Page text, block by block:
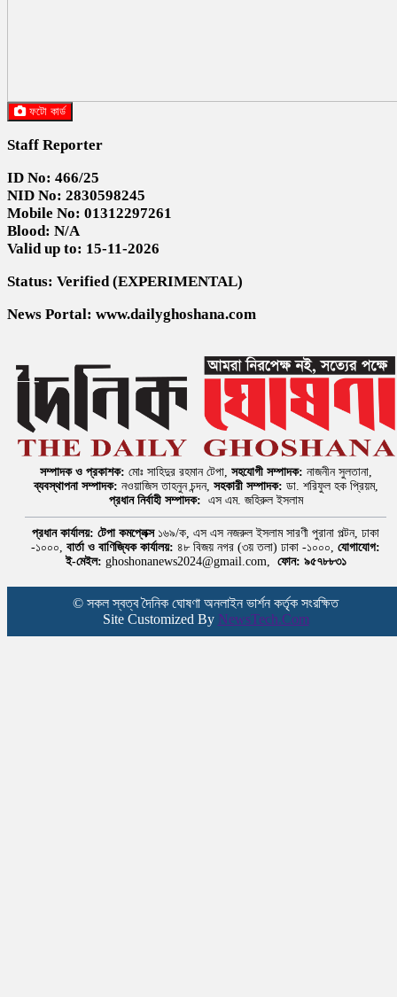
ফটো কার্ড
Staff Reporter
ID No: 466/25
NID No: 2830598245
Mobile No: 01312297261
Blood: N/A
Valid up to: 15-11-2026
Status: Verified (EXPERIMENTAL)
News Portal: www.dailyghoshana.com
সম্পাদক ও প্রকাশক: মোঃ সাহিদুর রহমান টেপা, সহযোগী সম্পাদক: নাজনীন সুলতানা,
ব্যবস্থাপনা সম্পাদক: নওয়াজিস তাহনুন চন্দন, সহকারী সম্পাদক: ডা. শরিফুল হক প্রিয়ম,
প্রধান নির্বাহী সম্পাদক: এস এম. জহিরুল ইসলাম
প্রধান কার্যালয়: টেপা কমপ্লেক্স ১৬৯/ক, এস এস নজরুল ইসলাম সারণী পুরানা পল্টন, ঢাকা
-১০০০, বার্তা ও বাণিজ্যিক কার্যালয়: ৪৮ বিজয় নগর (৩য় তলা) ঢাকা -১০০০, যোগাযোগ:
ই-মেইল: ghoshonanews2024@gmail.com, ফোন: ৯৫৭৮৮৩১
© সকল স্বত্ব দৈনিক ঘোষণা অনলাইন ভার্শন কর্তৃক সংরক্ষিত
Site Customized By NewsTech.Com